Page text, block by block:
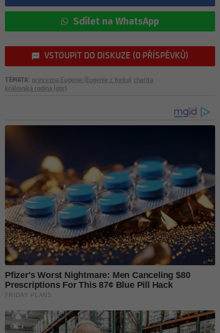
Sdílet na WhatsApp
VSTOUPIT DO DISKUZE (0 PŘÍSPĚVKŮ)
TÉMATA: princezna Eugenie (Eugenie z Yorku) charita
královská rodina (gbr)